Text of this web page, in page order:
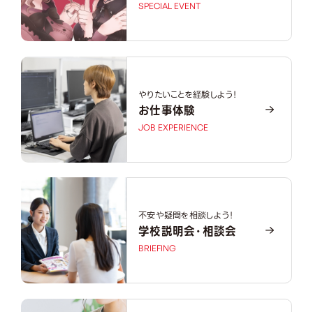
SPECIAL EVENT
やりたいことを経験しよう！
お仕事体験
JOB EXPERIENCE
不安や疑問を相談しよう！
学校説明会・相談会
BRIEFING